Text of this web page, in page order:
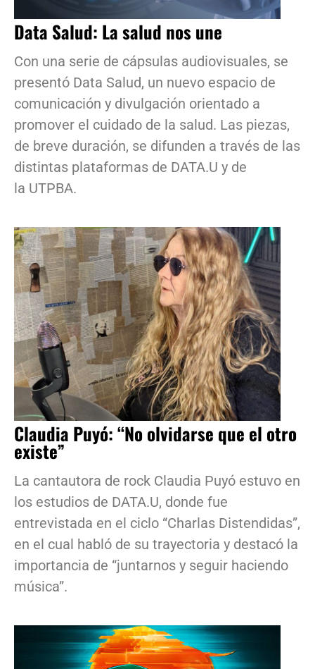
Data Salud: La salud nos une
Con una serie de cápsulas audiovisuales, se
presentó Data Salud, un nuevo espacio de
comunicación y divulgación orientado a
promover el cuidado de la salud. Las piezas,
de breve duración, se difunden a través de las
distintas plataformas de DATA.U y de
la UTPBA.
Claudia Puyó: “No olvidarse que el otro
existe”
La cantautora de rock Claudia Puyó estuvo en
los estudios de DATA.U, donde fue
entrevistada en el ciclo “Charlas Distendidas”,
en el cual habló de su trayectoria y destacó la
importancia de “juntarnos y seguir haciendo
música”.